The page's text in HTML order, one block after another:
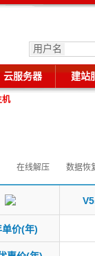
用户名
云服务器 建站
机
在线解压 数据恢
价(年)